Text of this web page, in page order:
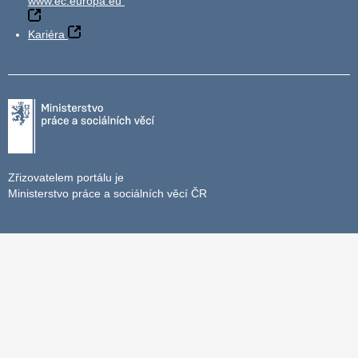
Kariéra
Zřizovatelem portálu je
Ministerstvo práce a sociálních věcí ČR